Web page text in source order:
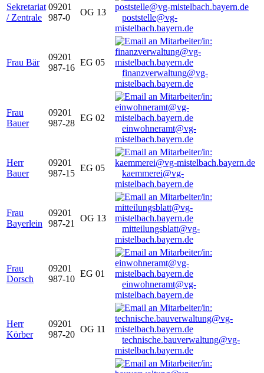
Sekretariat
/ Zentrale
09201
987-0
OG 13
poststelle@vg-
mistelbach.bayern.de
Frau Bär
09201
987-16
EG 05
finanzverwaltung@vg-
mistelbach.bayern.de
Frau
Bauer
09201
987-28
EG 02
einwohneramt@vg-
mistelbach.bayern.de
Herr
Bauer
09201
987-15
EG 05
kaemmerei@vg-
mistelbach.bayern.de
Frau
Bayerlein
09201
987-21
OG 13
mitteilungsblatt@vg-
mistelbach.bayern.de
Frau
Dorsch
09201
987-10
EG 01
einwohneramt@vg-
mistelbach.bayern.de
Herr
Körber
09201
987-20
OG 11
technische.bauverwaltung@vg-
mistelbach.bayern.de